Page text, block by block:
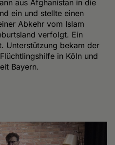
aus Afghanistan in die
ein und stellte einen
Abkehr vom Islam
verfolgt. Ein
Unterstützung bekam der
in Köln und
Bayern.